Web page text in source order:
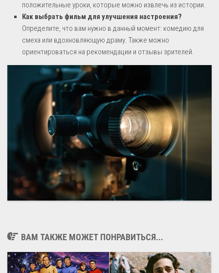
положительные уроки, которые можно извлечь из истории.
Как выбрать фильм для улучшения настроения?
Определите, что вам нужно в данный момент: комедию для
смеха или вдохновляющую драму. Также можно
ориентироваться на рекомендации и отзывы зрителей.
ВАМ ТАКЖЕ МОЖЕТ ПОНРАВИТЬСЯ...